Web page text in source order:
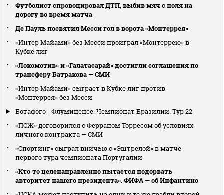
Футболист спровоцировал ДТП, выбив мяч с поля на
дорогу во время матча
Де Пауль посвятил Месси гол в ворота «Монтеррея»
«Интер Майами» без Месси проиграл «Монтеррею» в
Кубке лиг
«Локомотив» и «Галатасарай» достигли соглашения по
трансферу Батракова — СМИ
«Интер Майами» сыграет в Кубке лиг против
«Монтеррея» без Месси
Ботафого - Флуминенсе. Чемпионат Бразилии. Тур 22
«ПСЖ» договорился с Ферраном Торресом об условиях
личного контракта — СМИ
«Спортинг» сыграл вничью с «Эштрелой» в матче
первого тура чемпионата Португалии
«Кто‑то целенаправленно пытается подорвать
авторитет нашего президента». ФИФА — об Инфантино